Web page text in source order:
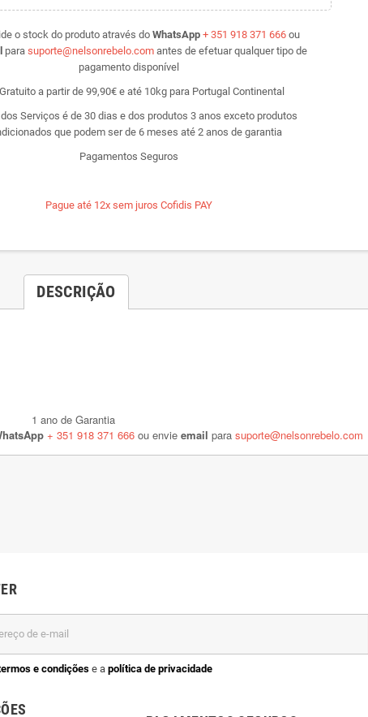
o stock do produto através doWhatsApp+ 351 918 371 666 ou
para suporte@nelsonrebelo.com antes de efetuar qualquer tipo de
pagamento disponível
a partir de 99,90€ e até 10kg para Portugal Continental
Serviços é de 30 dias e dos produtos 3 anos exceto produtos
que podem ser de 6 meses até 2 anos de garantia
Pagamentos Seguros
Pague até 12x sem juros Cofidis PAY
DESCRIÇÃO
1 ano de Garantia
+ 351 918 371 666 ou envie email para suporte@nelsonrebelo.com
e condições e apolítica de privacidade